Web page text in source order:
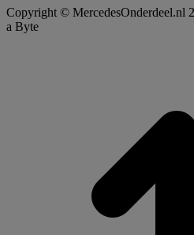
Copyright © MercedesOnderdeel.nl
a Byte